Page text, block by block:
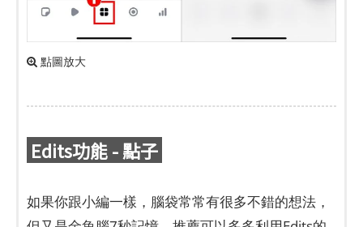
點圖放大
Edits功能 - 點子
如果你跟小編一樣，腦袋常常有很多不錯的想法，